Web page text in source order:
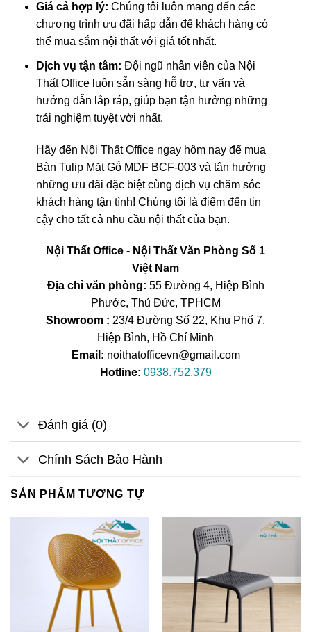
Giá cả hợp lý: Chúng tôi luôn mang đến các
chương trình ưu đãi hấp dẫn để khách hàng có
thể mua sắm nội thất với giá tốt nhất.
Dịch vụ tận tâm: Đội ngũ nhân viên của Nội
Thất Office luôn sẵn sàng hỗ trợ, tư vấn và
hướng dẫn lắp ráp, giúp bạn tận hưởng những
trải nghiệm tuyệt vời nhất.
Hãy đến Nội Thất Office ngay hôm nay để mua
Bàn Tulip Mặt Gỗ MDF BCF-003 và tận hưởng
những ưu đãi đặc biệt cùng dịch vụ chăm sóc
khách hàng tận tình! Chúng tôi là điểm đến tin
cậy cho tất cả nhu cầu nội thất của bạn.
Nội Thất Office - Nội Thất Văn Phòng Số 1
Việt Nam
Địa chỉ văn phòng: 55 Đường 4, Hiệp Bình
Phước, Thủ Đức, TPHCM
Showroom : 23/4 Đường Số 22, Khu Phố 7,
Hiệp Bình, Hồ Chí Minh
Email: noithatofficevn@gmail.com
Hotline: 0938.752.379
Đánh giá (0)
Chính Sách Bảo Hành
SẢN PHẨM TƯƠNG TỰ